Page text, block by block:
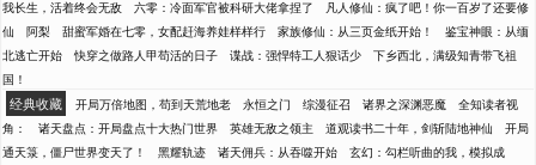
我长生，活着终会无敌
六零：冷面军官被科研大佬拿捏了
凡人修仙：疯了吧！你一百岁了还要修
仙
阿梨 甜蜜军婚在七零，女配赶海养娃样样行 家族修仙：从三页金纸开始！
鉴宝神眼：从缅
北逃亡开始
快穿之做路人甲苟活的日子 谍战：强悍特工人狠话少
下乡西北，满级知青带飞祖
国！
经典收藏 开局万倍地图，苟到天荒地老 永恒之门 综漫征召 诸界之深渊恶魔
全知读者视
角：
诸天盘点：开局盘点十大热门世界 英雄无敌之领主 道观读书二十年，剑斩陆地神仙
开局
通天箓，僵尸世界变天了！
黑耀轨迹 诸天佣兵：从吞噬开始
玄幻：勾栏听曲的我，模拟成